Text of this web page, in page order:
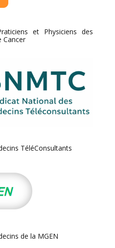
et Physiciens des
Cancer
TéléConsultants
de la MGEN